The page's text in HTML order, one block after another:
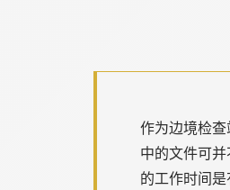
作为边境检
中的文件可
的工作时间